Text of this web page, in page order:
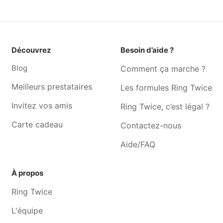
Musicien Berchem-sainte-
agathe
Musicien Ganshoren
Musicien Ophain
Découvrez
Blog
Meilleurs prestataires
Invitez vos amis
Carte cadeau
Besoin d’aide ?
Comment ça marche ?
Les formules Ring Twice
Ring Twice, c’est légal ?
Contactez-nous
Aide/FAQ
À propos
Ring Twice
L'équipe